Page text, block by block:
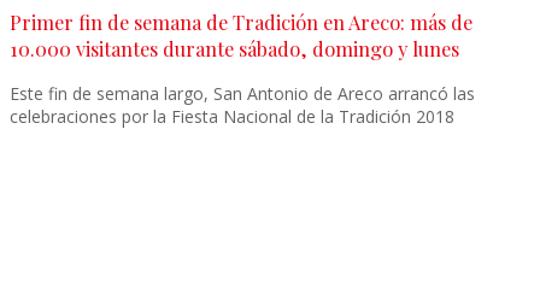
Primer fin de semana de Tradición en Areco: más de
10.000 visitantes durante sábado, domingo y lunes
Este fin de semana largo, San Antonio de Areco arrancó las
celebraciones por la Fiesta Nacional de la Tradición 2018